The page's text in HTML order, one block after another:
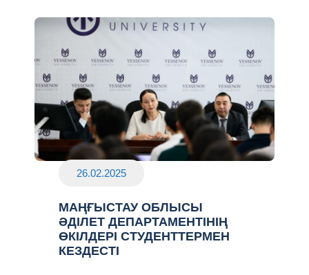
26.02.2025
МАҢҒЫСТАУ ОБЛЫСЫ
ӘДІЛЕТ ДЕПАРТАМЕНТІНІҢ
ӨКІЛДЕРІ СТУДЕНТТЕРМЕН
КЕЗДЕСТІ